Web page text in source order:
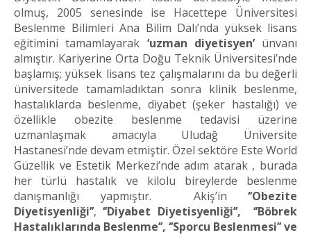
olmuş, 2005 senesinde ise Hacettepe Üniversitesi
Beslenme Bilimleri Ana Bilim Dalı’nda yüksek lisans
eğitimini tamamlayarak ‘uzman diyetisyen’ünvanı
almıştır. Kariyerine Orta Doğu Teknik Üniversitesi’nde
başlamış; yüksek lisans tez çalışmalarını da bu değerli
üniversitede tamamladıktan sonra klinik beslenme,
hastalıklarda beslenme, diyabet (şeker hastalığı) ve
özellikle obezite beslenme tedavisi üzerine
uzmanlaşmak amacıyla Uludağ Üniversite
Hastanesi’nde devam etmiştir. Özel sektöre Este World
Güzellik ve Estetik Merkezi’nde adım atarak , burada
her türlü hastalık ve kilolu bireylerde beslenme
danışmanlığı yapmıştır. Akiş’in ‘’Obezite
Diyetisyenliği’’,‘’Diyabet Diyetisyenliği’’, ‘’Böbrek
Hastalıklarında Beslenme’’, ‘’Sporcu Beslenmesi’’ ve